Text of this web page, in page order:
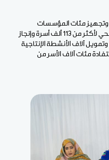
وتجهيز مئات المؤسسات
التعليمية والصحية وتعميم التأمين الصحي لأكثر من 113 ألف أسرة وإنجاز
آلاف الأنشطة الإنتاجية
مئات آلاف الأسر من